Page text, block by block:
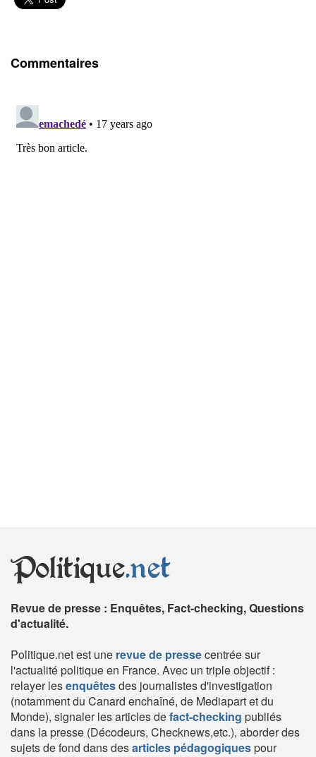
Commentaires
Politique.net
Revue de presse : Enquêtes, Fact-checking, Questions
d'actualité.
Politique.net est une revue de pressecentrée sur
l'actualité politique en France. Avec un triple objectif :
relayer lesenquêtesdes journalistes d'investigation
(notamment du Canard enchaîné, de Mediapart et du
Monde), signaler les articles defact-checking publiés
dans la presse (Décodeurs, Checknews,etc.), aborder des
sujets de fond dans desarticles pédagogiquespour